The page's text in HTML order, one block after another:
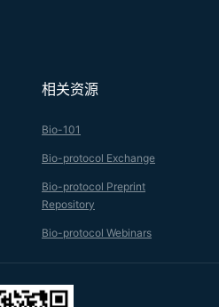
相关资源
Bio-101
Bio-protocol Exchange
Bio-protocol Preprint
Repository
Bio-protocol Webinars